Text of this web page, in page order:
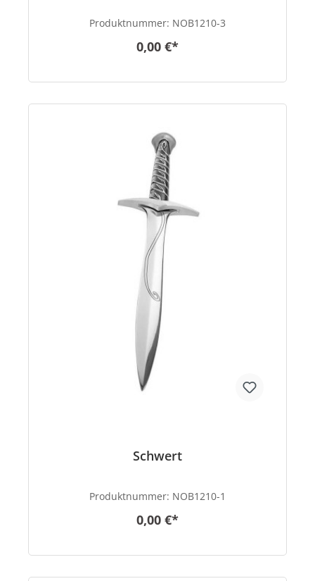
Produktnummer: NOB1210-3
0,00 €*
Schwert
Produktnummer: NOB1210-1
0,00 €*